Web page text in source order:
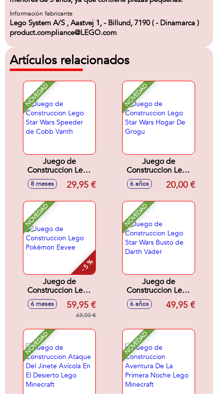
Información fabricante
Lego System A/S , Aastvej 1, - Billund, 7190 ( - Dinamarca )
product.compliance@LEGO.com
Artículos relacionados
NOVEDAD
Juego de
Construccion Lego
Star Wars Speeder
de Cobb Vanth
8 meses 29,95 €
NOVEDAD
Juego de
Construccion Lego
Star Wars Hogar De
Grogu
6 años 20,00 €
NOVEDAD
- 5 %
Juego de
Construccion Lego
Pokémon Eevee
6 meses 59,95 €
63,00 €
NOVEDAD
Juego de
Construccion Lego
Star Wars Busto de
Darth Vader
6 años 49,95 €
NOVEDAD NOVEDAD